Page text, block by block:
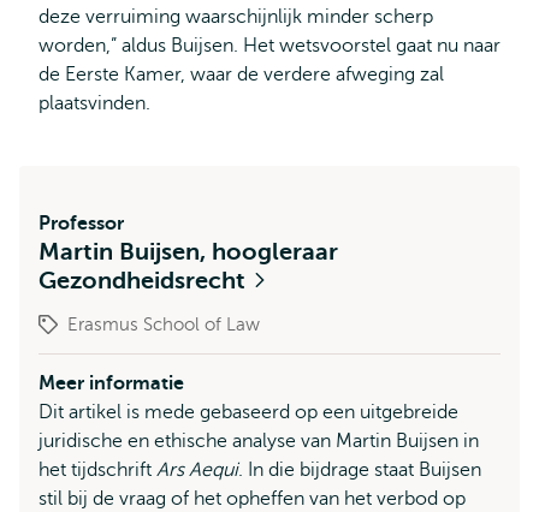
deze verruiming waarschijnlijk minder scherp
worden,” aldus Buijsen. Het wetsvoorstel gaat nu naar
de Eerste Kamer, waar de verdere afweging zal
plaatsvinden.
Professor
Martin Buijsen, hoogleraar
Gezondheidsrecht
Erasmus School of Law
Meer informatie
Dit artikel is mede gebaseerd op een uitgebreide
juridische en ethische analyse van Martin Buijsen in
het tijdschrift Ars Aequi. In die bijdrage staat Buijsen
stil bij de vraag of het opheffen van het verbod op